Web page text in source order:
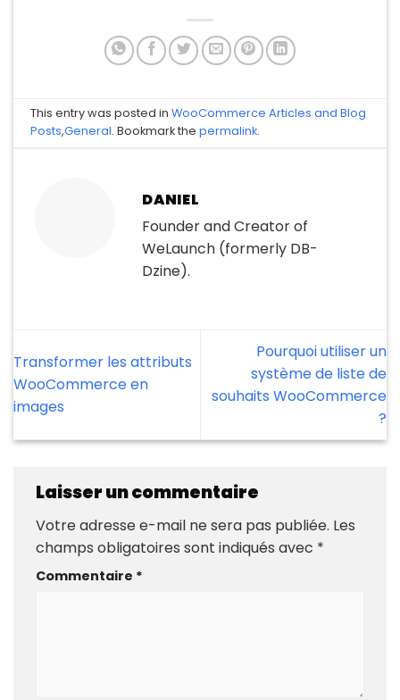
This entry was posted inWooCommerce Articles and Blog
Posts,General. Bookmark thepermalink.
DANIEL
Founder and Creator of
WeLaunch (formerly DB-
Dzine).
Transformer les attributs
WooCommerce en
images
Pourquoi utiliser un
système de liste de
souhaits WooCommerce
?
Laisser un commentaire
Votre adresse e-mail ne sera pas publiée. Les
champs obligatoires sont indiqués avec *
Commentaire *